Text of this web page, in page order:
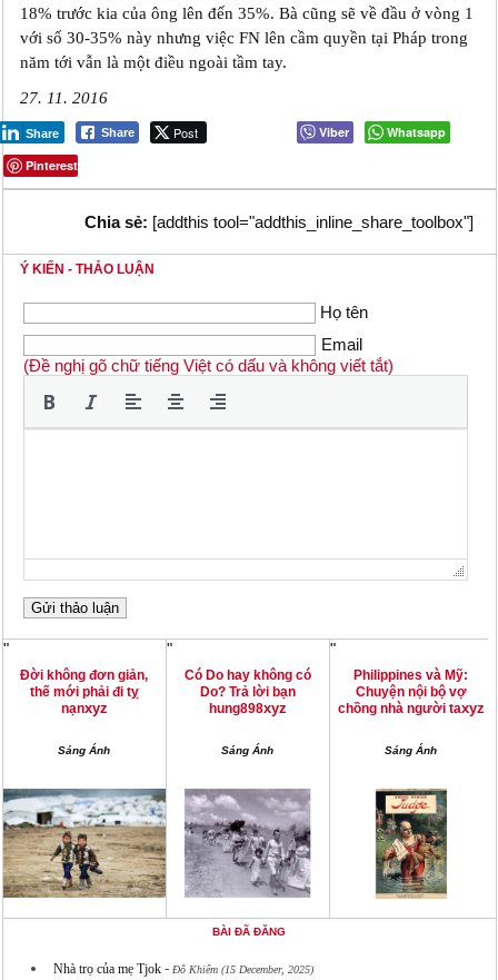
18% trước kia của ông lên đến 35%. Bà cũng sẽ về đầu ở vòng 1
với số 30-35% này nhưng việc FN lên cầm quyền tại Pháp trong
năm tới vẫn là một điều ngoài tầm tay.
27. 11. 2016
Share Post
Share Viber
Whatsapp
Pinterest
Chia sẻ: [addthis tool="addthis_inline_share_toolbox"]
Ý KIẾN - THẢO LUẬN
Họ tên
Email
(Đề nghị gõ chữ tiếng Việt có dấu và không viết tắt)
"
Đời không đơn giản,
thế mới phải đi tỵ
nạnxyz
Sáng Ánh
"
Có Do hay không có
Do? Trả lời bạn
hung898xyz
Sáng Ánh
"
Philippines và Mỹ:
Chuyện nội bộ vợ
chồng nhà người taxyz
Sáng Ánh
BÀI ĐÃ ĐĂNG
Nhà trọ của mẹ Tjok- Đỗ Khiêm (15 December, 2025)